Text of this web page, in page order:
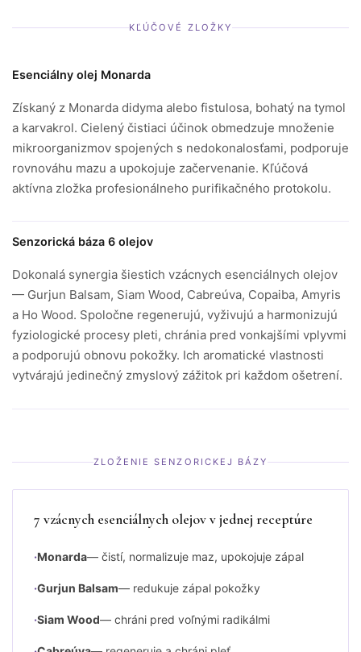
KĽÚČOVÉ ZLOŽKY
Esenciálny olej Monarda
Získaný z Monarda didyma alebo fistulosa, bohatý na tymol
a karvakrol. Cielený čistiaci účinok obmedzuje množenie
mikroorganizmov spojených s nedokonalosťami, podporuje
rovnováhu mazu a upokojuje začervenanie. Kľúčová
aktívna zložka profesionálneho purifikačného protokolu.
Senzorická báza 6 olejov
Dokonalá synergia šiestich vzácnych esenciálnych olejov
— Gurjun Balsam, Siam Wood, Cabreúva, Copaiba, Amyris
a Ho Wood. Spoločne regenerujú, vyživujú a harmonizujú
fyziologické procesy pleti, chránia pred vonkajšími vplyvmi
a podporujú obnovu pokožky. Ich aromatické vlastnosti
vytvárajú jedinečný zmyslový zážitok pri každom ošetrení.
ZLOŽENIE SENZORICKEJ BÁZY
7 vzácnych esenciálnych olejov v jednej receptúre
Monarda— čistí, normalizuje maz, upokojuje zápal
Gurjun Balsam— redukuje zápal pokožky
Siam Wood— chráni pred voľnými radikálmi